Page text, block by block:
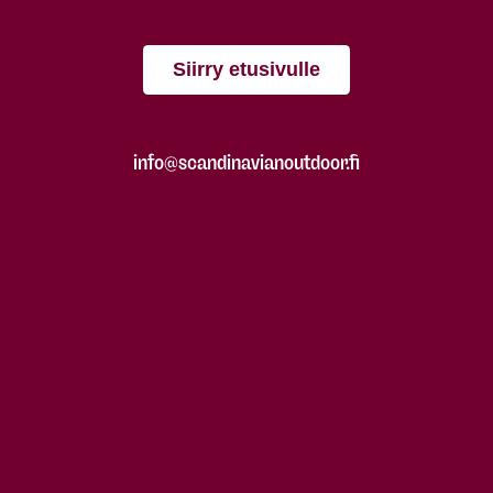
Siirry etusivulle
info@scandinavianoutdoor.fi